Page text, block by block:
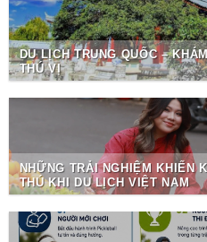
DU LỊCH TRUNG QUỐC –
THÚ VỊ
NHỮNG TRẢI NGHIỆM KHIẾN
THÚ KHI DU LỊCH VIỆT NAM